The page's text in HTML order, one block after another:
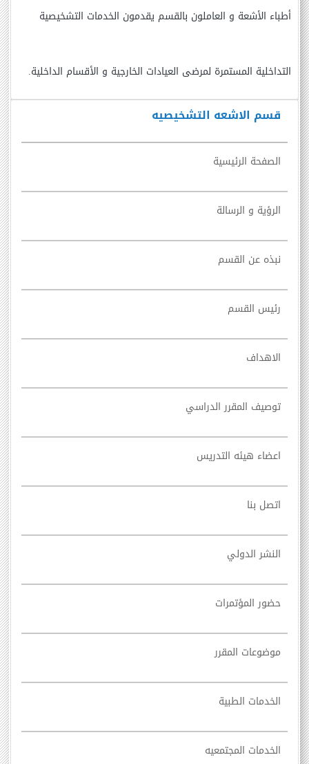
قسم الاشعه التشخيصيه
الصفحة الرئيسية
الرؤية و الرسالة
نبذه عن القسم
رئيس القسم
الاهداف
توصيف المقرر الدراسي
اعضاء هيئه التدريس
اتصل بنا
النشر الدولي
حضور المؤتمرات
موضوعات المقرر
الخدمات الطبية
الخدمات المجتمعيه
أطباء الأشعة و العاملون بالقسم يقدمون الخدمات التشخيصية
التداخلية المستمرة لمرضى العيادات الخارجية و الأقسام الداخلية.